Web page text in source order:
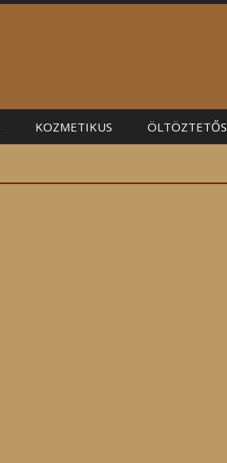
KOZMETIKUS ÖLTÖZTETŐS